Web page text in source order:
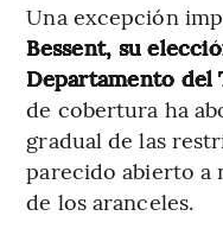
Una excepción
Bessent, su
Departamento del
de cobertura ha
gradual de las
parecido abierto a
de los aranceles.